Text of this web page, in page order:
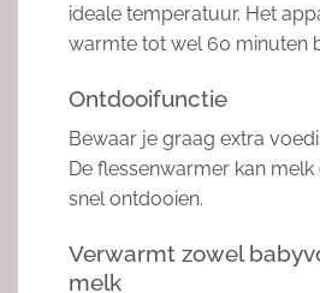
ideale temperatuur. Het
warmte tot wel 60 minuten
Ontdooifunctie
Bewaar je graag extra
De flessenwarmer kan
snel ontdooien.
Verwarmt zowel
melk